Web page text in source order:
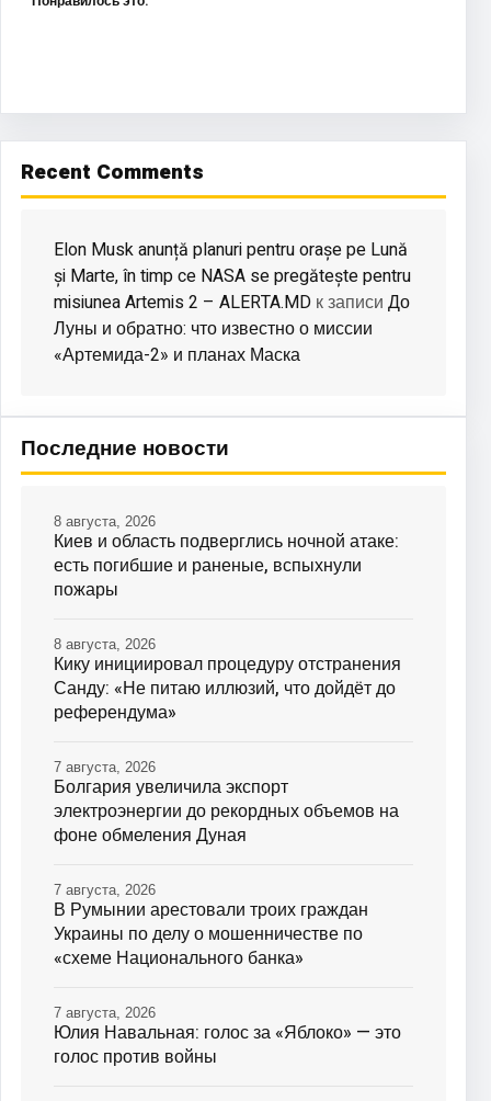
Recent Comments
Elon Musk anunță planuri pentru orașe pe Lună
și Marte, în timp ce NASA se pregătește pentru
misiunea Artemis 2 – ALERTA.MD к записи До
Луны и обратно: что известно о миссии
«Артемида-2» и планах Маска
Последние новости
Киев и область подверглись ночной атаке:
есть погибшие и раненые, вспыхнули
пожары
8 августа, 2026
Кику инициировал процедуру отстранения
Санду: «Не питаю иллюзий, что дойдёт до
референдума»
8 августа, 2026
Болгария увеличила экспорт
электроэнергии до рекордных объемов на
фоне обмеления Дуная
7 августа, 2026
В Румынии арестовали троих граждан
Украины по делу о мошенничестве по
«схеме Национального банка»
7 августа, 2026
Юлия Навальная: голос за «Яблоко» — это
голос против войны
7 августа, 2026